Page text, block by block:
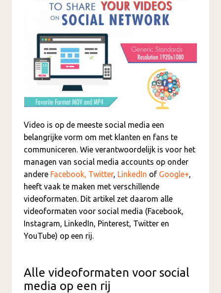
Video is op de meeste social media een
belangrijke vorm om met klanten en fans te
communiceren. Wie verantwoordelijk is voor het
managen van social media accounts op onder
andere Facebook, Twitter, LinkedIn of Google+,
heeft vaak te maken met verschillende
videoformaten. Dit artikel zet daarom alle
videoformaten voor social media (Facebook,
Instagram, LinkedIn, Pinterest, Twitter en
YouTube) op een rij.
Alle videoformaten voor social
media op een rij